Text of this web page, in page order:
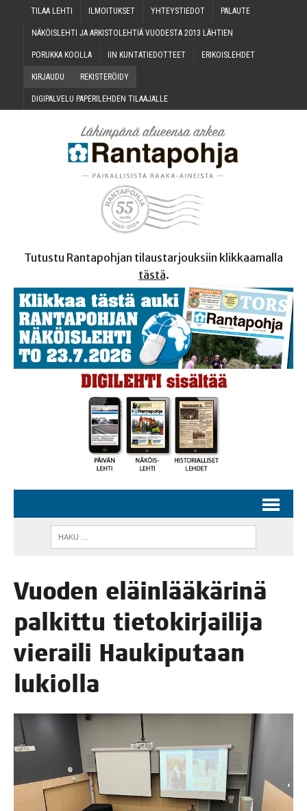
TILAA LEH­TI ILMOI­TUK­SET YHTEYS­TIE­DOT PALAU­TE
NÄKÖIS­LEH­TI JA ARKIS­TO­LEH­TIÄ VUO­DES­TA 2013 LÄHTIEN
PORUK­KA KOOLLA IIN KUN­TA­TIE­DOT­TEET ERI­KOIS­LEH­DET
KIR­JAU­DU REKIS­TE­RÖI­DY
DIGI­PAL­VE­LU PAPE­RI­LEH­DEN TILAAJALLE
Tutustu Rantapohjan tilaustarjouksiin klikkaamalla
tästä.
Vuo­den eläin­lää­kä­ri­nä
pal­kit­tu tie­to­kir­jai­li­ja
vie­rai­li Hau­ki­pu­taan
lukiolla